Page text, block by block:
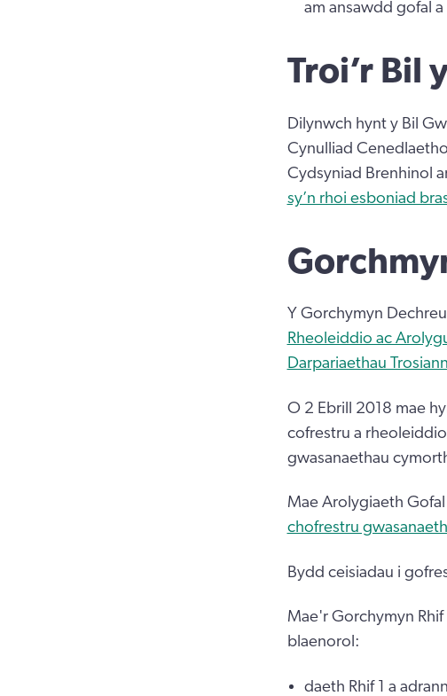
am ansawdd gofal
Troi’r Bil
Dilynwch hynt y Bil
Cynulliad
Cydsyniad Brenhinol
sy’n rhoi esboniad
Y Gorchymyn
Rheoleiddio ac
Darpariaethau
O 2 Ebrill 2018 mae
cofrestru a
gwasanaethau
Mae Arolygiaeth
chofrestru
Bydd ceisiadau i
Mae'r Gorchymyn
blaenorol:
daeth Rhif 1 a